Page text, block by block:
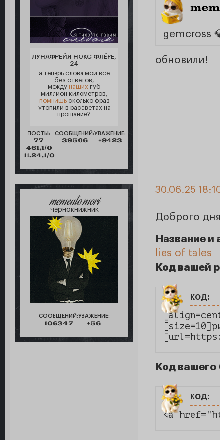
ЛУНАФРЕЙЯ НОКС ФЛЁРЕ,
24
а теперь слова мои все
без ответов,
между наших губ
миллион километров,
помнишьсколько фраз
утопили в рассветах на
прощание?
ПОСТЫ:
77
461,1/0
11.24,1/0
СООБЩЕНИЙ:
39506
УВАЖЕНИЕ:
+9423
gemcross
обновили!
memento mori
чернокнижник
СООБЩЕНИЙ:
106347
УВАЖЕНИЕ:
+56
30.06.25
Доброго
Название
lies of tales
Код вашей
код:
Код вашего
код:
<a